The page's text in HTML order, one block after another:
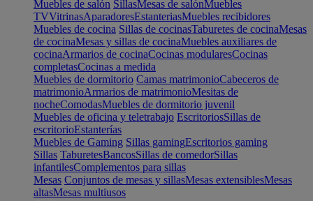
Muebles de salón SillasMesas de salónMuebles
TVVitrinasAparadoresEstanteriasMuebles recibidores
Muebles de cocina Sillas de cocinasTaburetes de cocinaMesas
de cocinaMesas y sillas de cocinaMuebles auxiliares de
cocinaArmarios de cocinaCocinas modularesCocinas
completasCocinas a medida
Muebles de dormitorio Camas matrimonioCabeceros de
matrimonioArmarios de matrimonioMesitas de
nocheComodasMuebles de dormitorio juvenil
Muebles de oficina y teletrabajo EscritoriosSillas de
escritorioEstanterías
Muebles de Gaming Sillas gamingEscritorios gaming
Sillas TaburetesBancosSillas de comedorSillas
infantilesComplementos para sillas
Mesas Conjuntos de mesas y sillasMesas extensiblesMesas
altasMesas multiusos